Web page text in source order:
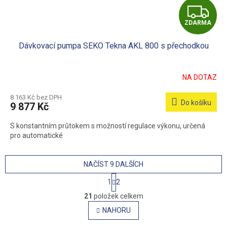
Z
D
A
R
M
A
ZDARMA
Dávkovací pumpa SEKO Tekna AKL 800 s přechodkou
NA DOTAZ
8 163 Kč bez DPH
9 877 Kč Do košíku
S konstantním průtokem s možností regulace výkonu, určená
pro automatické
O
v
l
á
NAČÍST 9 DALŠÍCH
S
t
r
á
n
k
1
2
21 položek celkem
NAHORU